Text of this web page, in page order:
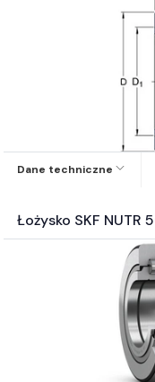
Dane techniczne
Łożysko SKF NUTR